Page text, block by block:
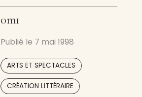
0m1
Publié le 7 mai 1998
ARTS ET SPECTACLES
CRÉATION LITTÉRAIRE